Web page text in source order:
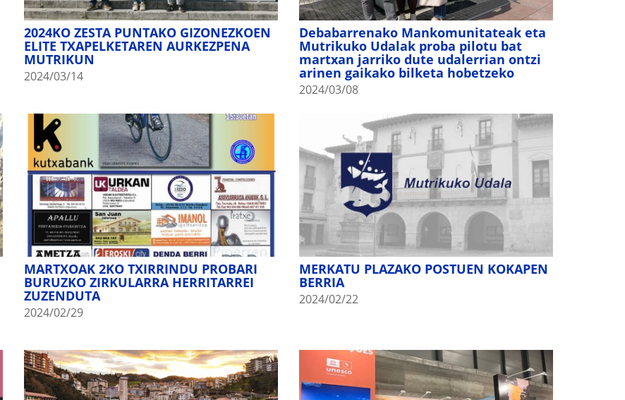
2024KO ZESTA PUNTAKO GIZONEZKOEN
ELITE TXAPELKETAREN AURKEZPENA
MUTRIKUN
2024/03/14
Debabarrenako Mankomunitateak eta
Mutrikuko Udalak proba pilotu bat
martxan jarriko dute udalerrian ontzi
arinen gaikako bilketa hobetzeko
2024/03/08
MARTXOAK 2KO TXIRRINDU PROBARI
BURUZKO ZIRKULARRA HERRITARREI
ZUZENDUTA
2024/02/29
MERKATU PLAZAKO POSTUEN KOKAPEN
BERRIA
2024/02/22